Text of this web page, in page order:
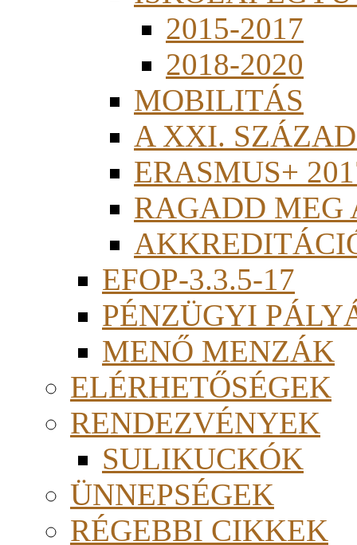
2015-2017
2018-2020
MOBILITÁS
A XXI.
ERASMUS+
RAGADD MEG
EFOP-3.3.5-17
PÉNZÜGYI
MENŐ MENZÁK
ELÉRHETŐSÉGEK
RENDEZVÉNYEK
SULIKUCKÓK
ÜNNEPSÉGEK
RÉGEBBI CIKKEK